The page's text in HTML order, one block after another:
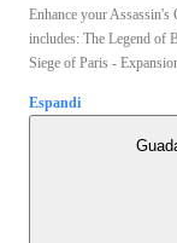
Enhance your Assassin's
includes: The Legend of
Siege of Paris -
Espandi